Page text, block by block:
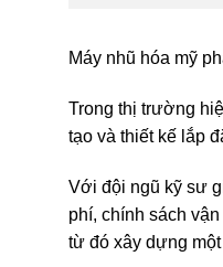
Máy nhũ hóa mỹ
Trong thị trường
tạo và thiết kế lắp
Với đội ngũ kỹ sư
phí, chính sách
từ đó xây dựng